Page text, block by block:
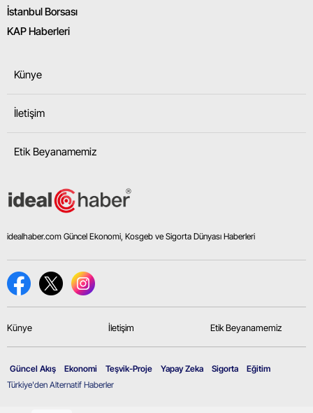
İstanbul Borsası
KAP Haberleri
Künye
İletişim
Etik Beyanamemiz
idealhaber.com Güncel Ekonomi, Kosgeb ve Sigorta Dünyası Haberleri
Künye İletişim Etik Beyanamemiz
Türkiye'den Alternatif Haberler
Güncel Akış Ekonomi Teşvik-Proje Yapay Zeka Sigorta Eğitim